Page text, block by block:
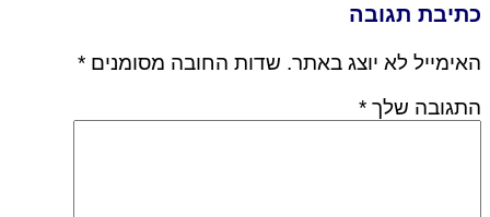
כתיבת תגובה
האימייל לא יוצג באתר. שדות החובה מסומנים *
התגובה שלך *